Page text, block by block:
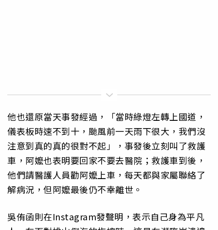
他也還原當天事發經過，「當時綠燈左轉上國道，
儀表板時速不到十，颱風前一天雨下很大，我們沒
注意到真的真的很對不起」，事發後立刻叫了救護
車，阿嬤也表明要回家不要去醫院；救護車到後，
他們請醫護人員勸阿嬤上車，每天都與家屬聯絡了
解病況，但阿嬤最後仍不幸離世。
吳侑函則在Instagram發聲明，表示自己身為平凡